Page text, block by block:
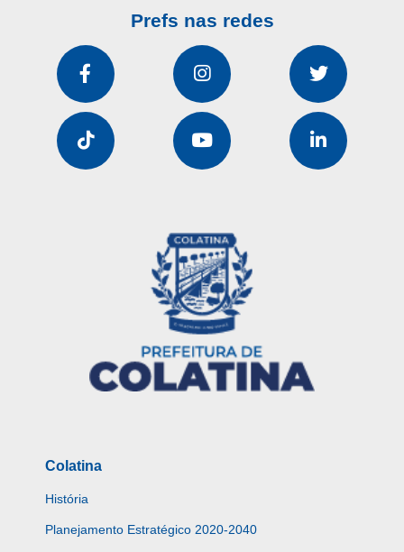
Prefs nas redes
Colatina
História
Planejamento Estratégico 2020-2040